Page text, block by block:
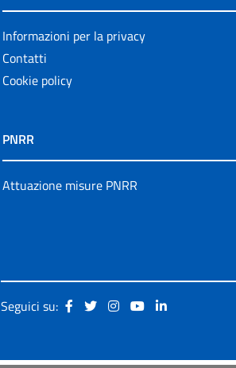
Informazioni per la privacy
Contatti
Cookie policy
PNRR
Attuazione misure PNRR
Seguici su: